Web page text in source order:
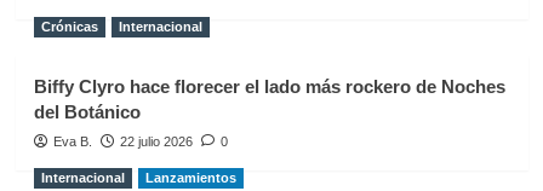
Crónicas Internacional
Biffy Clyro hace florecer el lado más rockero de Noches
del Botánico
Eva B. 22 julio 2026 0
Internacional Lanzamientos